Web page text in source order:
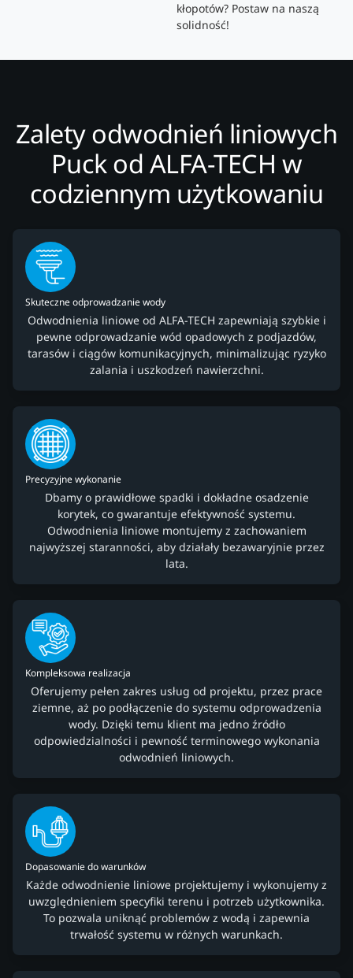
kłopotów? Postaw na naszą
solidność!
Zalety odwodnień liniowych
Puck od ALFA-TECH w
codziennym użytkowaniu
Skuteczne odprowadzanie wody
Odwodnienia liniowe od ALFA-TECH zapewniają szybkie i
pewne odprowadzanie wód opadowych z podjazdów,
tarasów i ciągów komunikacyjnych, minimalizując ryzyko
zalania i uszkodzeń nawierzchni.
Precyzyjne wykonanie
Dbamy o prawidłowe spadki i dokładne osadzenie
korytek, co gwarantuje efektywność systemu.
Odwodnienia liniowe montujemy z zachowaniem
najwyższej staranności, aby działały bezawaryjnie przez
lata.
Kompleksowa realizacja
Oferujemy pełen zakres usług od projektu, przez prace
ziemne, aż po podłączenie do systemu odprowadzenia
wody. Dzięki temu klient ma jedno źródło
odpowiedzialności i pewność terminowego wykonania
odwodnień liniowych.
Dopasowanie do warunków
Każde odwodnienie liniowe projektujemy i wykonujemy z
uwzględnieniem specyfiki terenu i potrzeb użytkownika.
To pozwala uniknąć problemów z wodą i zapewnia
trwałość systemu w różnych warunkach.